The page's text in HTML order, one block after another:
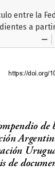
entre la
a